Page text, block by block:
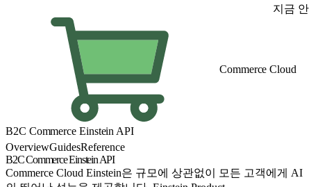
지금 안
Commerce Cloud
B2C Commerce Einstein API
OverviewGuidesReference
B2C Commerce Einstein API
Commerce Cloud Einstein은 규모에 상관없이 모든 고객에게 AI